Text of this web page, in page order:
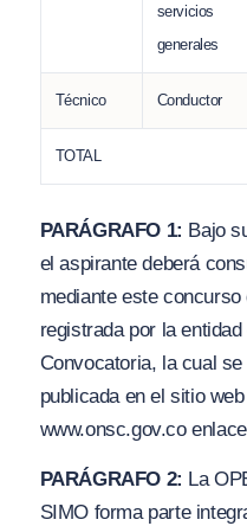
servicios
generales
Técnico Conductor
TOTAL
PARÁGRAFO 1: Bajo
el aspirante deberá
mediante este
registrada por la
Convocatoria, la cual
publicada en el sitio
www.onsc.gov.co
PARÁGRAFO 2: La
SIMO forma parte